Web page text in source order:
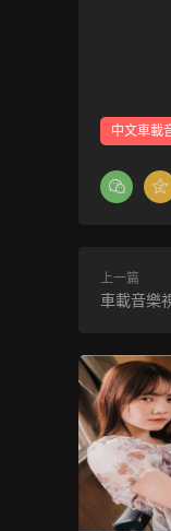
中文車載
上一篇
車載音樂